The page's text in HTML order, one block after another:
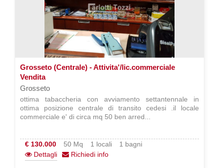
Grosseto (Centrale) - Attivita'/lic.commerciale
Vendita
Grosseto
ottima tabaccheria con avviamento settantennale in
ottima posizione centrale di transito cedesi .il locale
commerciale e' di circa mq 50 ben arred...
€ 130.000 50 Mq 1 locali
1 bagni
Dettagli
Richiedi info